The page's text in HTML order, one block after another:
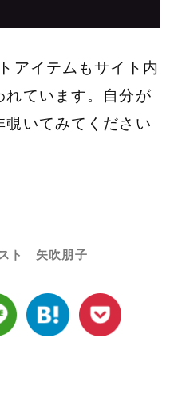
アイテムもサイト内
れています。自分が
いてみてください
ト 矢吹朋子